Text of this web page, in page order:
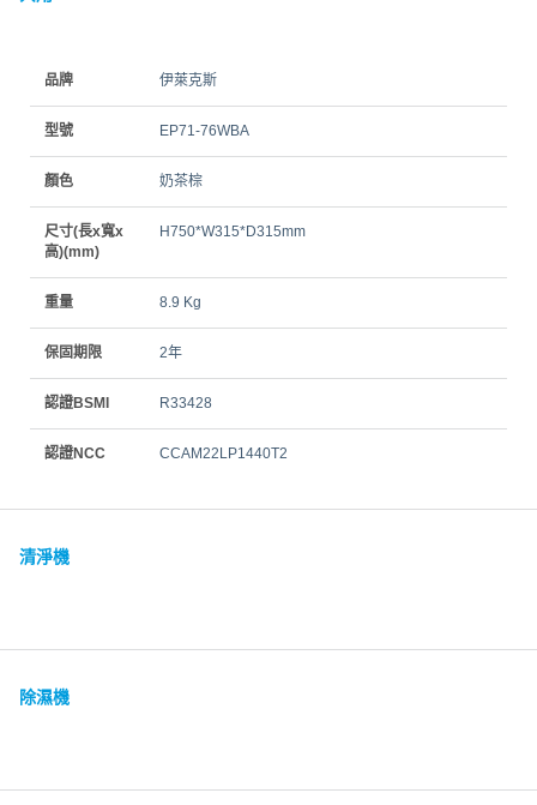
品牌 伊萊克斯
型號 EP71-76WBA
顏色 奶茶棕
尺寸(長x寬x
高)(mm)
H750*W315*D315mm
重量 8.9 Kg
保固期限 2年
認證BSMI R33428
認證NCC CCAM22LP1440T2
清淨機
除濕機